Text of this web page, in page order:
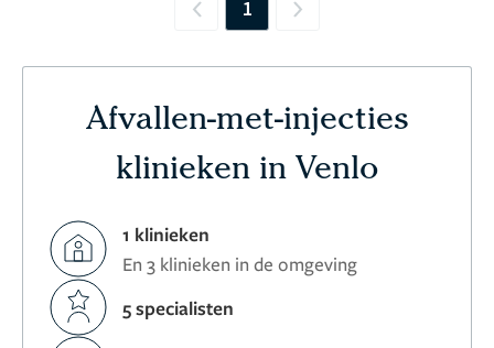
Previous
1 Next
Afvallen-met-injecties
klinieken in Venlo
1 klinieken
En 3 klinieken in de omgeving
5 specialisten